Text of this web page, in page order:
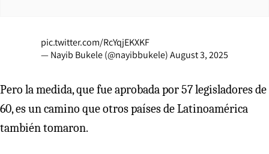
pic.twitter.com/RcYqjEKXKF
— Nayib Bukele (@nayibbukele)August 3, 2025
Pero la medida, que fue aprobada por 57 legisladores de
60, es un camino que otros países de Latinoamérica
también tomaron.